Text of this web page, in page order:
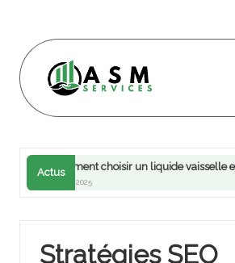
content
A
m
s
rv
Actus
choisir un liquide vaisselle efficace
Stratégies SEO